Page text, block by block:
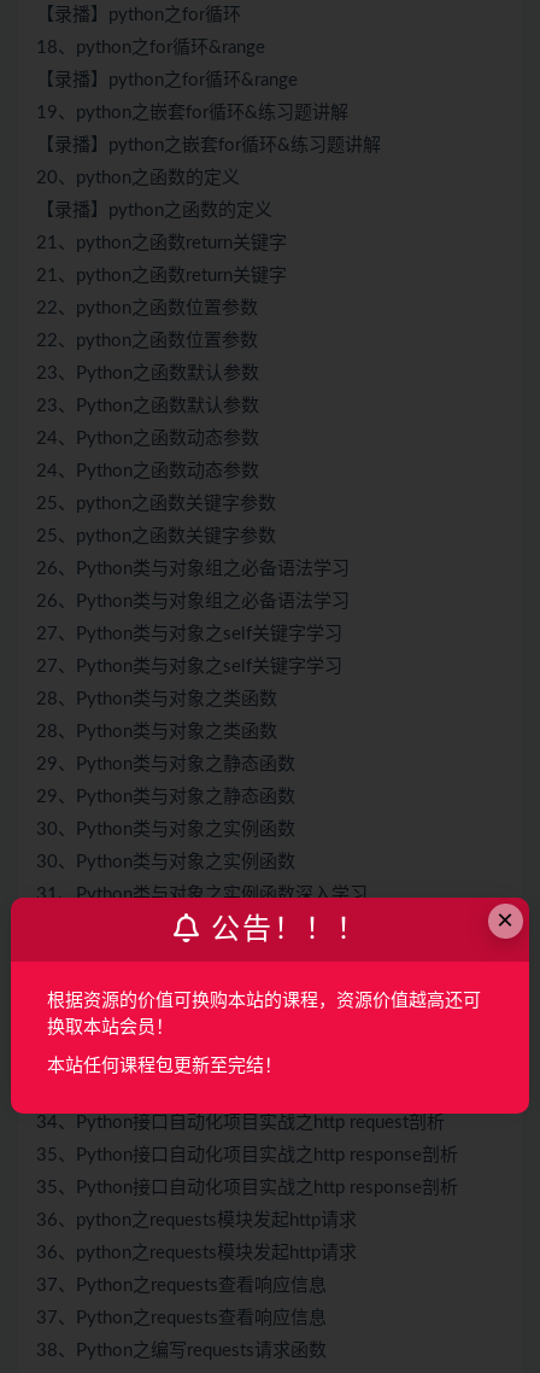
【录播】python之for循环
18、python之for循环&range
【录播】python之for循环&range
19、python之嵌套for循环&练习题讲解
【录播】python之嵌套for循环&练习题讲解
20、python之函数的定义
【录播】python之函数的定义
21、python之函数return关键字
21、python之函数return关键字
22、python之函数位置参数
22、python之函数位置参数
23、Python之函数默认参数
23、Python之函数默认参数
24、Python之函数动态参数
24、Python之函数动态参数
25、python之函数关键字参数
25、python之函数关键字参数
26、Python类与对象组之必备语法学习
26、Python类与对象组之必备语法学习
27、Python类与对象之self关键字学习
27、Python类与对象之self关键字学习
28、Python类与对象之类函数
28、Python类与对象之类函数
29、Python类与对象之静态函数
29、Python类与对象之静态函数
30、Python类与对象之实例函数
30、Python类与对象之实例函数
31、Python类与对象之实例函数深入学习
31、Python类与对象之实例函数深入学习
32、Python类与对象之函数相互调用
32、Python类与对象之函数相互调用
33、Python类与对象之初始化函数
33、Python类与对象之初始化函数
34、Python接口自动化项目实战之http request剖析
35、Python接口自动化项目实战之http response剖析
35、Python接口自动化项目实战之http response剖析
36、python之requests模块发起http请求
36、python之requests模块发起http请求
37、Python之requests查看响应信息
37、Python之requests查看响应信息
38、Python之编写requests请求函数
×
公告！！！
根据资源的价值可换购本站的课程，资源价值越高还可
换取本站会员！
本站任何课程包更新至完结！